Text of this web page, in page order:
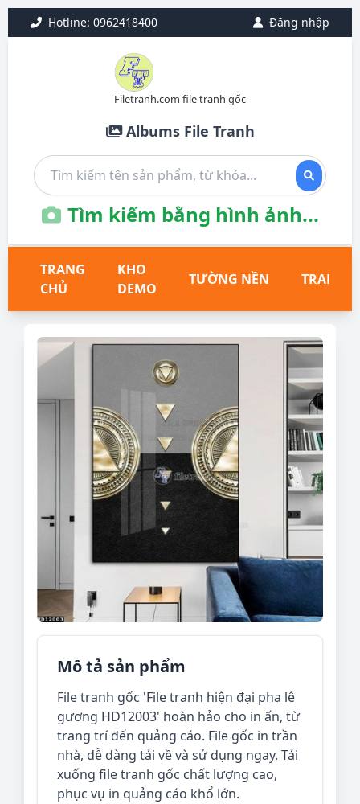
Hotline: 0962418400 Đăng nhập
Filetranh.com file tranh gốc
Albums File Tranh
Tìm kiếm bằng hình ảnh...
TRANG
CHỦ
KHO
DEMO
TƯỜNG NỀN TRANH
Mô tả sản phẩm
File tranh gốc 'File tranh hiện đại pha lê
gương HD12003' hoàn hảo cho in ấn, từ
trang trí đến quảng cáo. File gốc in trần
nhà, dễ dàng tải về và sử dụng ngay. Tải
xuống file tranh gốc chất lượng cao,
phục vụ in quảng cáo khổ lớn.